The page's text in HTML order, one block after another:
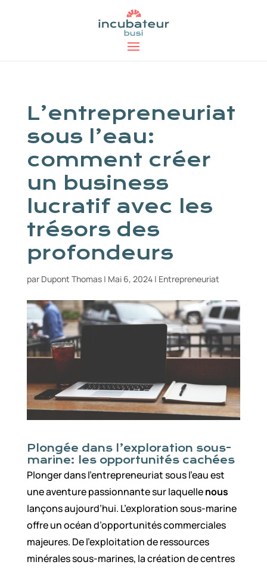
L’entrepreneuriat
sous l’eau:
comment créer
un business
lucratif avec les
trésors des
profondeurs
par Dupont Thomas| Mai 6, 2024| Entrepreneuriat
Plongée dans l’exploration sous-
marine: les opportunités cachées
Plonger dans l’entrepreneuriat sous l’eau est
une aventure passionnante sur laquellenous
lançons aujourd’hui. L’exploration sous-marine
offre un océan d’opportunités commerciales
majeures. De l’exploitation de ressources
minérales sous-marines, la création de centres